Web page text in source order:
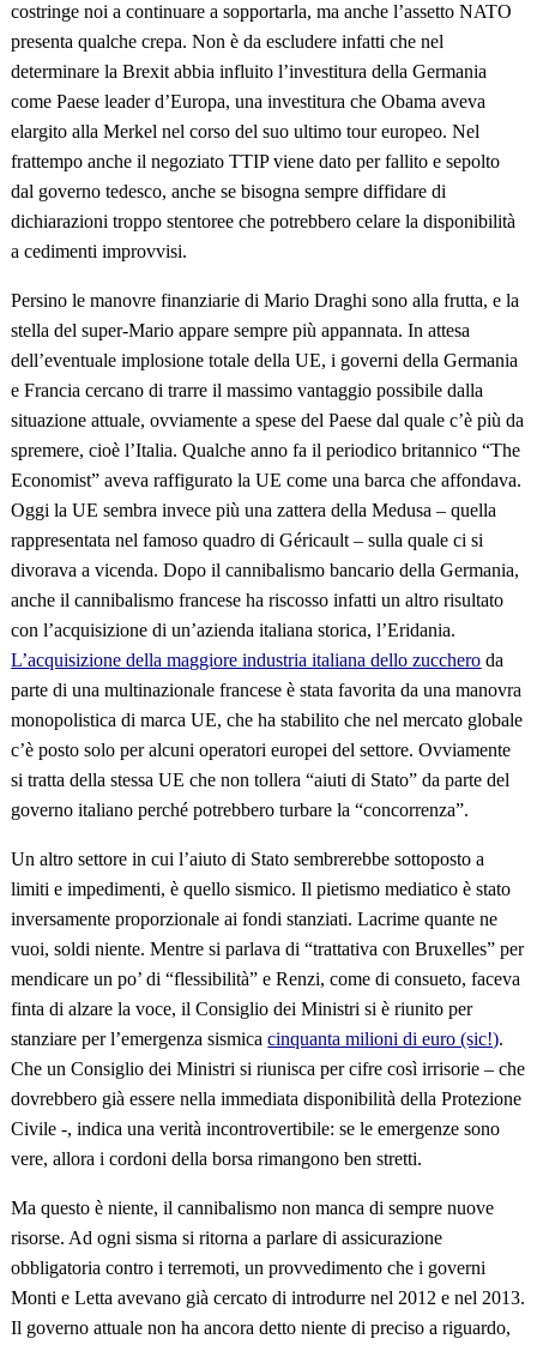
costringe noi a continuare a sopportarla, ma anche l’assetto NATO
presenta qualche crepa. Non è da escludere infatti che nel
determinare la Brexit abbia influito l’investitura della Germania
come Paese leader d’Europa, una investitura che Obama aveva
elargito alla Merkel nel corso del suo ultimo tour europeo. Nel
frattempo anche il negoziato TTIP viene dato per fallito e sepolto
dal governo tedesco, anche se bisogna sempre diffidare di
dichiarazioni troppo stentoree che potrebbero celare la disponibilità
a cedimenti improvvisi.
Persino le manovre finanziarie di Mario Draghi sono alla frutta, e la
stella del super-Mario appare sempre più appannata. In attesa
dell’eventuale implosione totale della UE, i governi della Germania
e Francia cercano di trarre il massimo vantaggio possibile dalla
situazione attuale, ovviamente a spese del Paese dal quale c’è più da
spremere, cioè l’Italia. Qualche anno fa il periodico britannico “The
Economist” aveva raffigurato la UE come una barca che affondava.
Oggi la UE sembra invece più una zattera della Medusa – quella
rappresentata nel famoso quadro di Géricault – sulla quale ci si
divorava a vicenda. Dopo il cannibalismo bancario della Germania,
anche il cannibalismo francese ha riscosso infatti un altro risultato
con l’acquisizione di un’azienda italiana storica, l’Eridania.
L’acquisizione della maggiore industria italiana dello zucchero da
parte di una multinazionale francese è stata favorita da una manovra
monopolistica di marca UE, che ha stabilito che nel mercato globale
c’è posto solo per alcuni operatori europei del settore. Ovviamente
si tratta della stessa UE che non tollera “aiuti di Stato” da parte del
governo italiano perché potrebbero turbare la “concorrenza”.
Un altro settore in cui l’aiuto di Stato sembrerebbe sottoposto a
limiti e impedimenti, è quello sismico. Il pietismo mediatico è stato
inversamente proporzionale ai fondi stanziati. Lacrime quante ne
vuoi, soldi niente. Mentre si parlava di “trattativa con Bruxelles” per
mendicare un po’ di “flessibilità” e Renzi, come di consueto, faceva
finta di alzare la voce, il Consiglio dei Ministri si è riunito per
stanziare per l’emergenza sismicacinquanta milioni di euro (sic!).
Che un Consiglio dei Ministri si riunisca per cifre così irrisorie – che
dovrebbero già essere nella immediata disponibilità della Protezione
Civile -, indica una verità incontrovertibile: se le emergenze sono
vere, allora i cordoni della borsa rimangono ben stretti.
Ma questo è niente, il cannibalismo non manca di sempre nuove
risorse. Ad ogni sisma si ritorna a parlare di assicurazione
obbligatoria contro i terremoti, un provvedimento che i governi
Monti e Letta avevano già cercato di introdurre nel 2012 e nel 2013.
Il governo attuale non ha ancora detto niente di preciso a riguardo,